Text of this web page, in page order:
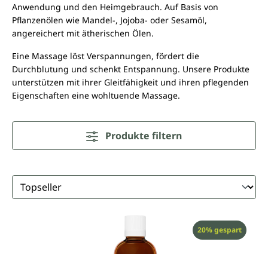
Anwendung und den Heimgebrauch. Auf Basis von
Pflanzenölen wie Mandel-, Jojoba- oder Sesamöl,
angereichert mit ätherischen Ölen.
Eine Massage löst Verspannungen, fördert die
Durchblutung und schenkt Entspannung. Unsere Produkte
unterstützen mit ihrer Gleitfähigkeit und ihren pflegenden
Eigenschaften eine wohltuende Massage.
Produkte filtern
Rabatt
20% gespart